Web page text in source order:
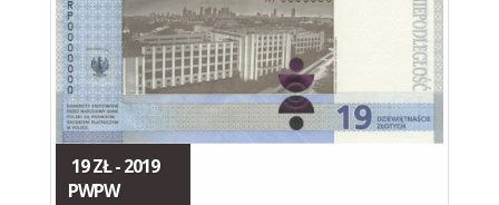
19 ZŁ - 2019
PWPW